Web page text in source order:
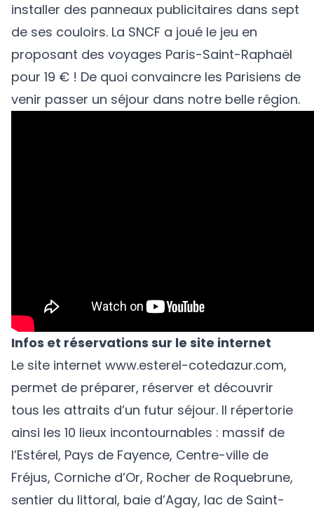
installer des panneaux publicitaires dans sept
de ses couloirs. La SNCF a joué le jeu en
proposant des voyages Paris-Saint-Raphaël
pour 19 € ! De quoi convaincre les Parisiens de
venir passer un séjour dans notre belle région.
Infos et réservations sur le site internet
Le site internet www.esterel-cotedazur.com,
permet de préparer, réserver et découvrir
tous les attraits d’un futur séjour. Il répertorie
ainsi les 10 lieux incontournables : massif de
l’Estérel, Pays de Fayence, Centre-ville de
Fréjus, Corniche d’Or, Rocher de Roquebrune,
sentier du littoral, baie d’Agay, lac de Saint-